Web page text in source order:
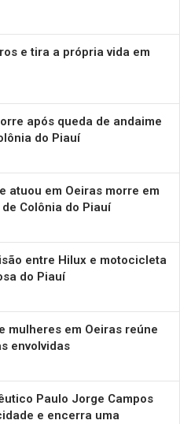
e tira a própria vida em
após queda de andaime
do Piauí
atuou em Oeiras morre em
Colônia do Piauí
entre Hilux e motocicleta
do Piauí
mulheres em Oeiras reúne
envolvidas
Paulo Jorge Campos
e encerra uma